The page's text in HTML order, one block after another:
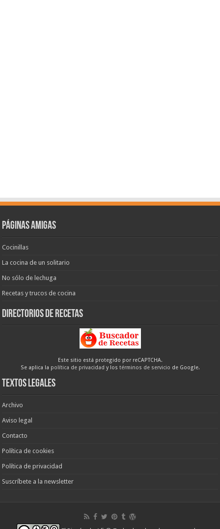
Páginas amigas
Cocinillas
La cocina de un solitario
No sólo de lechuga
Recetas y trucos de cocina
Directorios de recetas
Este sitio está protegido por reCAPTCHA.
Se aplica la política de privacidad y los términos de servicio de Google.
Textos legales
Archivo
Aviso legal
Contacto
Política de cookies
Política de privacidad
Suscríbete a la newsletter